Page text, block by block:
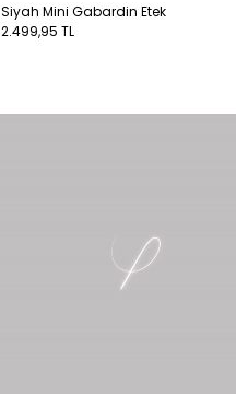
Siyah Mini Gabardin Etek
2.499,95 TL